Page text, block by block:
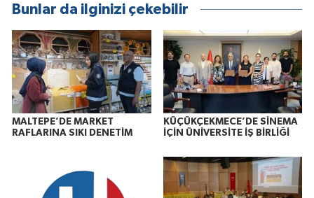
Bunlar da ilginizi çekebilir
MALTEPE’DE MARKET
RAFLARINA SIKI DENETİM
KÜÇÜKÇEKMECE’DE SİNEMA
İÇİN ÜNİVERSİTE İŞ BİRLİĞİ